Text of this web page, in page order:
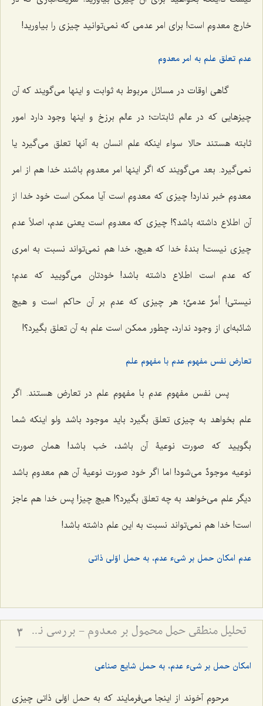
خارج معدوم است! برای امر عدمی که نمی‌توانید چیزی را بیاورید!
عدم تعلق علم به امر معدوم
گاهی اوقات در مسائل مربوط به ثوابت و اینها می‌گویند که آن
چیزهایی که در عالم ثابتات؛ در عالم برزخ و اینها وجود دارد امور
ثابته هستند حالا سواء اینکه علم انسان به آنها تعلق می‌گیرد یا
نمی‌گیرد. بعد می‌گویند که اگر اینها امر معدوم باشند خدا هم از امر
معدوم خبر ندارد! چیزی که معدوم است آیا ممکن است خود خدا از
آن اطلاع داشته باشد؟! چیزی که معدوم است یعنی عدم، اصلاً عدم
چیزی نیست! بندۀ خدا که هیچ، خدا هم نمی‌تواند نسبت به امری
که عدم است اطلاع داشته باشد! خودتان می‌گویید که عدم؛
نیستی! أمرٌ عدمیٌ؛ هر چیزی که عدم بر آن حاکم است و هیچ
شائبه‌ای از وجود ندارد، چطور ممکن است علم به آن تعلق بگیرد؟!
تعارض نفس مفهوم عدم با مفهوم علم
پس نفس مفهوم عدم با مفهوم علم در تعارض هستند. اگر
علم بخواهد به چیزی تعلق بگیرد باید موجود باشد ولو اینکه شما
بگویید که صورت نوعیۀ آن باشد، خب باشد! همان صورت
نوعیه موجودٌ می‌شود! اما اگر خود صورت نوعیۀ آن هم معدوم باشد
دیگر علم می‌خواهد به چه تعلق بگیرد؟! هیچ چیز! پس خدا هم عاجز
است! خدا هم نمی‌تواند نسبت به این علم داشته باشد!
عدم امکان حمل بر شیء عدم، به حمل اوّلی ذاتی
تحلیل منطقی حمل محمول بر معدوم - بررسی نسبت میان وجود ذهنی و صدق قضایای حملیه 3
امکان حمل بر شیء عدم، به حمل شایع صناعی
مرحوم آخوند از اینجا می‌فرمایند که به حمل اوّلی ذاتی چیزی